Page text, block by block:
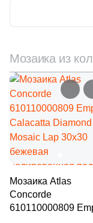
Мозаика из
Мозаика Atlas
Concorde
610110000809